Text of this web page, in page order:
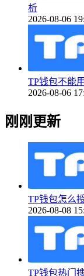
析
2026-08-06
TP钱包不能
2026-08-06
刚刚更新
TP钱包怎么
2026-08-08
TP钱包热门